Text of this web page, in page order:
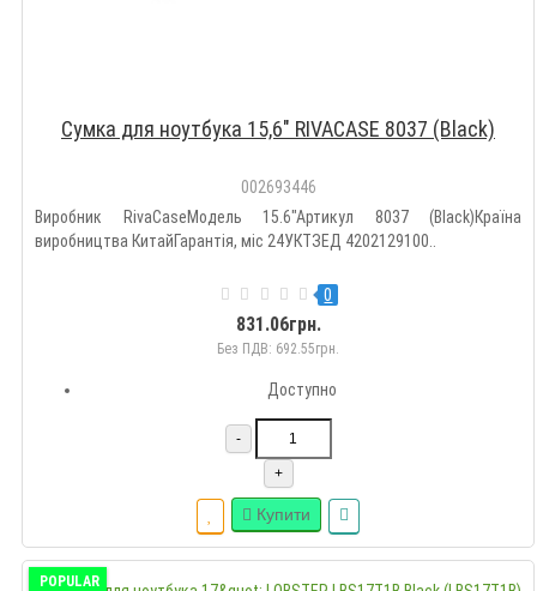
Сумка для ноутбука 15,6" RIVACASE 8037 (Black)
002693446
Виробник RivaCaseМодель 15.6"Артикул 8037 (Black)Країна
виробництва КитайГарантія, міс 24УКТЗЕД 4202129100..
0
831.06грн.
Без ПДВ: 692.55грн.
Доступно
-
+
Купити
POPULAR